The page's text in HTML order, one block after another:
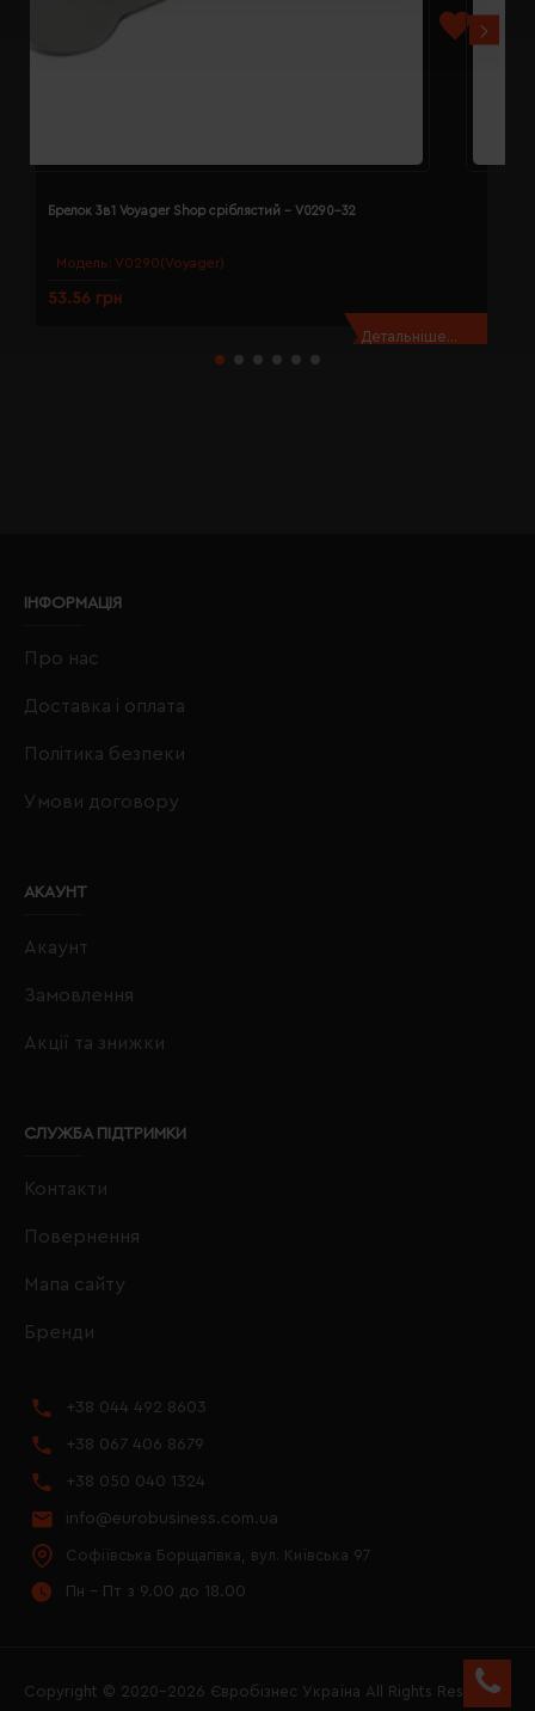
Модель: V0290(Voyager)
Брелок 3в1 Voyager Shop сріблястий - V0290-32
53.56 грн
Детальніше...
ІНФОРМАЦІЯ
Про нас
Доставка і оплата
Політика безпеки
Умови договору
АКАУНТ
Акаунт
Замовлення
Акції та знижки
СЛУЖБА ПІДТРИМКИ
Контакти
Повернення
Мапа сайту
Бренди
+38 044 492 8603
+38 067 406 8679
+38 050 040 1324
info@eurobusiness.com.ua
Софіївська Борщагівка, вул. Київська 97
Пн - Пт з 9.00 до 18.00
Copyright © 2020–2026 Євробізнес Україна All Rights Reserved